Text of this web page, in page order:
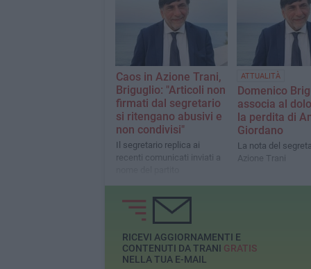
La presenza dei due neo-
collaboratori pugliesi
testimonia un percorso già
avviato i cui frutti si
vedranno presto sul
territorio, grazie alla
sinergica interazione con
prefetti, questori e sindaci
riconoscimento
per il Consigliere
Caos in Azione Trani,
Briguglio: "Articoli non
firmati dal segretario
si ritengano abusivi e
non condivisi"
Il segretario replica ai
recenti comunicati inviati a
ATTUALITÀ
Domenico
associa al
la perdita di
Giordano
La nota del
Azione Trani
RICEVI AGGIORNAMENTI E
CONTENUTI DA TRANI GRATIS
NELLA TUA E-MAIL